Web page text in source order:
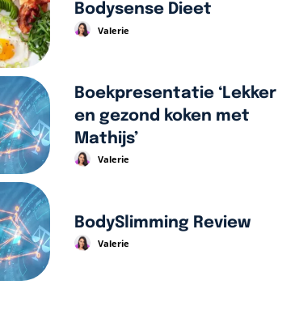
Bodysense Dieet
Valerie
Boekpresentatie ‘Lekker
en gezond koken met
Mathijs’
Valerie
BodySlimming Review
Valerie